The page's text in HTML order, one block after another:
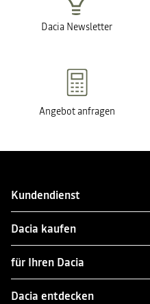
Dacia Newsletter
Angebot anfragen
Kundendienst
Dacia kaufen
für Ihren Dacia
Dacia entdecken